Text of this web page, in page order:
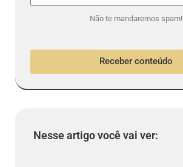
Não te mandaremos spam!
Receber conteúdo
Nesse artigo você vai ver: